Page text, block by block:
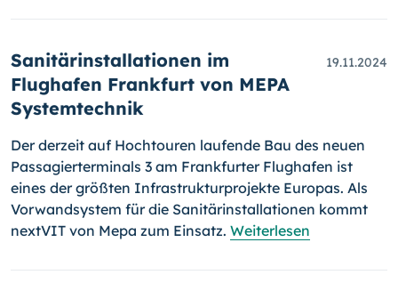
Sanitärinstallationen im
Flughafen Frankfurt von MEPA
Systemtechnik
19.11.2024
Der derzeit auf Hochtouren laufende Bau des neuen
Passagierterminals 3 am Frankfurter Flughafen ist
eines der größten Infrastrukturprojekte Europas. Als
Vorwandsystem für die Sanitärinstallationen kommt
nextVIT von Mepa zum Einsatz. Weiterlesen